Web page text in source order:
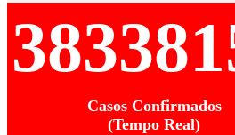
Casos Confirmados
(Tempo Real)